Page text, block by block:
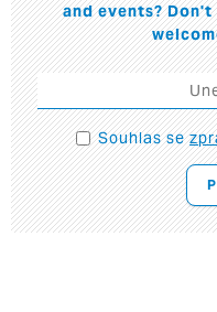
and events?
Souhlas se